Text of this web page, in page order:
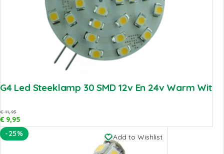
G4 Led Steeklamp 30 SMD 12v En 24v Warm Wit
€11,95
€9,95
-25%
Add to Wishlist